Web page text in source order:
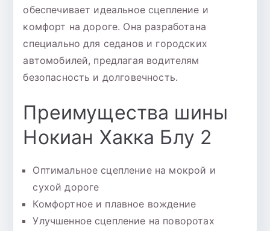
обеспечивает идеальное сцепление и
комфорт на дороге. Она разработана
специально для седанов и городских
автомобилей, предлагая водителям
безопасность и долговечность.
Преимущества шины
Нокиан Хакка Блу 2
Оптимальное сцепление на мокрой и
сухой дороге
Комфортное и плавное вождение
Улучшенное сцепление на поворотах